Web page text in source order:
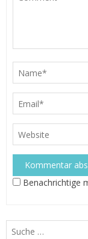
Benachrichtige
Suche